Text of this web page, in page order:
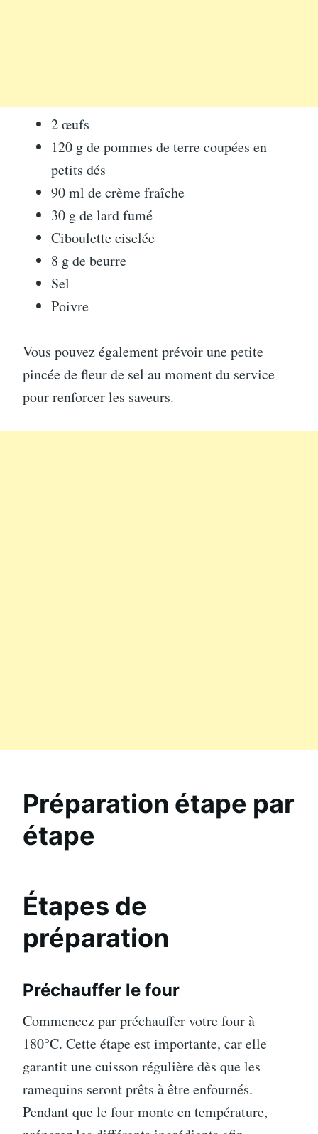
2 œufs
120 g de pommes de terre coupées en
petits dés
90 ml de crème fraîche
30 g de lard fumé
Ciboulette ciselée
8 g de beurre
Sel
Poivre
Vous pouvez également prévoir une petite
pincée de fleur de sel au moment du service
pour renforcer les saveurs.
Préparation étape par
étape
Étapes de
préparation
Préchauffer le four
Commencez par préchauffer votre four à
180°C. Cette étape est importante, car elle
garantit une cuisson régulière dès que les
ramequins seront prêts à être enfournés.
Pendant que le four monte en température,